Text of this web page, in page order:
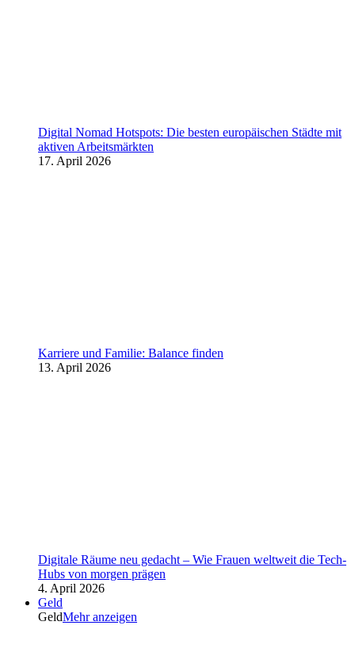
Digital Nomad Hotspots: Die besten europäischen Städte mit
aktiven Arbeitsmärkten
17. April 2026
Karriere und Familie: Balance finden
13. April 2026
Digitale Räume neu gedacht – Wie Frauen weltweit die Tech-
Hubs von morgen prägen
4. April 2026
Geld
GeldMehr anzeigen